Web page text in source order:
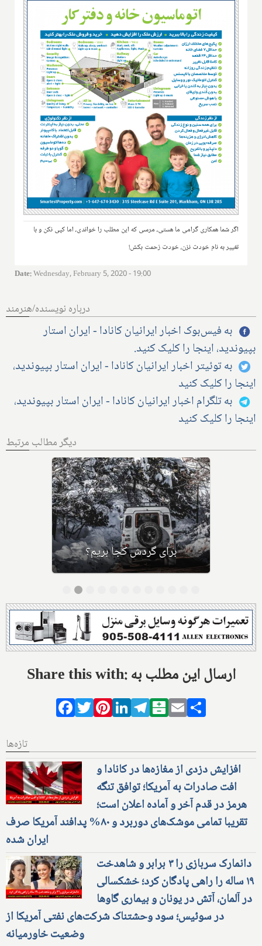
اگر شما همکاری گرامی ما هستی، مرسی که این مطلب را خواندی، اما کپی نکن و با
تغییر به نام خودت نزن، خودت زحمت بکش!
Date:Wednesday, February 5, 2020 - 19:00
درباره نویسنده/هنرمند
به فیس‌بوک اخبار ایرانیان کانادا - ایران استار
بپیوندید، اینجا را کلیک کنید.
به توئیتر اخبار ایرانیان کانادا - ایران استار بپیوندید،
اینجا را کلیک کنید
به تلگرام اخبار ایرانیان کانادا - ایران استار بپیوندید،
اینجا را کلیک کنید
دیگر مطالب مرتبط
اندر حکایت درگذشت استاد فضولی
بر اثر کرونا و جانشینی پسرش
ابن‌الفضول
Share this with: ارسال این مطلب به
Facebook
TwitterPinterestLinkedIn
Telegram
Balatarin
Email
تازه‌ها
افزایش دزدی از مغازه‌ها در کانادا و
افت صادرات به آمریکا؛ توافق تنگه
هرمز در قدم آخر و آماده اعلان است؛
تقریبا تمامی موشک‌های دوربرد و ۸۰% پدافند آمریکا صرف
ایران شده
دانمارک سربازی را ۳ برابر و شاهدخت
۱۹ ساله را راهی پادگان کرد؛ خشکسالی
در آلمان، آتش در یونان و بیماری گاوها
در سوئیس؛ سود وحشتناک شرکت‌های نفتی آمریکا از
وضعیت خاورمیانه